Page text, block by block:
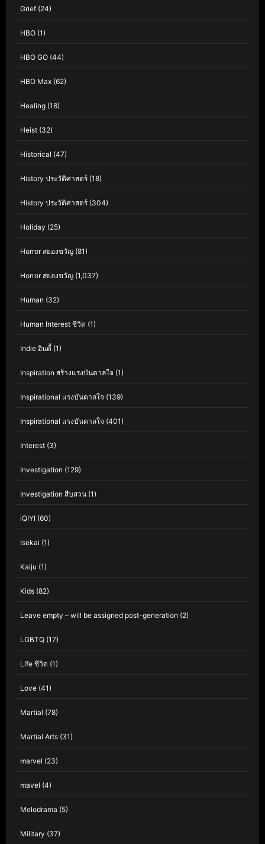
Grief (24)
HBO (1)
HBO GO (44)
HBO Max (62)
Healing (18)
Heist (32)
Historical (47)
History ประวัติศาสตร์ (18)
History ประวัติศาสตร์ (304)
Holiday (25)
Horror สยองขวัญ (81)
Horror สยองขวัญ (1,037)
Human (32)
Human Interest ชีวิต (1)
Indie อินดี้ (1)
Inspiration สร้างแรงบันดาลใจ (1)
Inspirational แรงบันดาลใจ (139)
Inspirational แรงบันดาลใจ (401)
Interest (3)
Investigation (129)
Investigation สืบสวน (1)
iQIYI (60)
Isekai (1)
Kaiju (1)
Kids (82)
Leave empty – will be assigned post-generation (2)
LGBTQ (17)
Life ชีวิต (1)
Love (41)
Martial (78)
Martial Arts (31)
marvel (23)
mavel (4)
Melodrama (5)
Military (37)